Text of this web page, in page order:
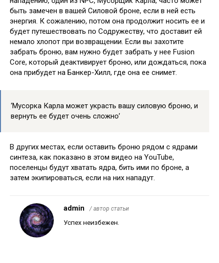
быть замечен в вашей Силовой броне, если в ней есть
энергия. К сожалению, потом она продолжит носить ее и
будет путешествовать по Содружеству, что доставит ей
немало хлопот при возвращении. Если вы захотите
забрать броню, вам нужно будет забрать у нее Fusion
Core, который деактивирует броню, или дождаться, пока
она прибудет на Банкер-Хилл, где она ее снимет.
‘Мусорка Карла может украсть вашу силовую броню, и
вернуть ее будет очень сложно’
В других местах, если оставить броню рядом с ядрами
синтеза, как показано в этом видео на YouTube,
поселенцы будут хватать ядра, бить ими по броне, а
затем экипироваться, если на них нападут.
admin / автор статьи
Успех неизбежен.